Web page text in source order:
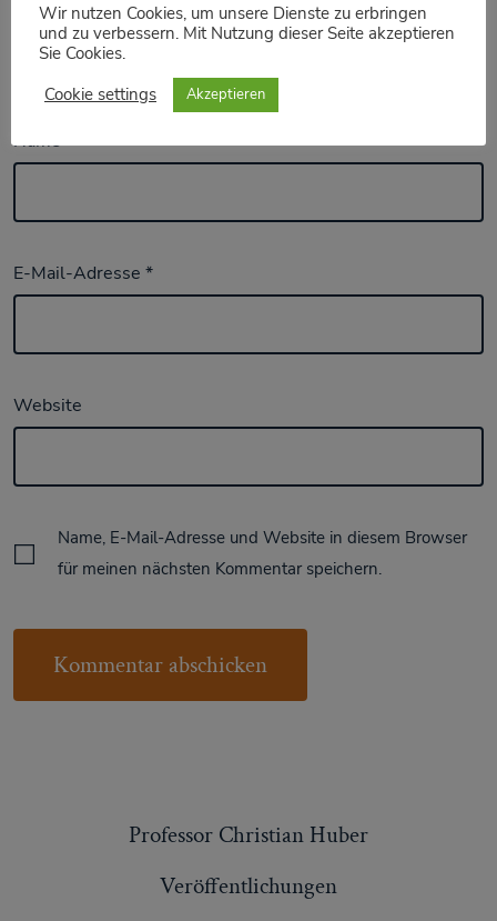
Name*
E-Mail-Adresse*
Website
Name, E-Mail-Adresse und Website in diesem Browser
für meinen nächsten Kommentar speichern.
Professor Christian Huber
Veröffentlichungen
Wir nutzen Cookies, um unsere Dienste zu erbringen
und zu verbessern. Mit Nutzung dieser Seite akzeptieren
Sie Cookies.
Cookie settings
Akzeptieren